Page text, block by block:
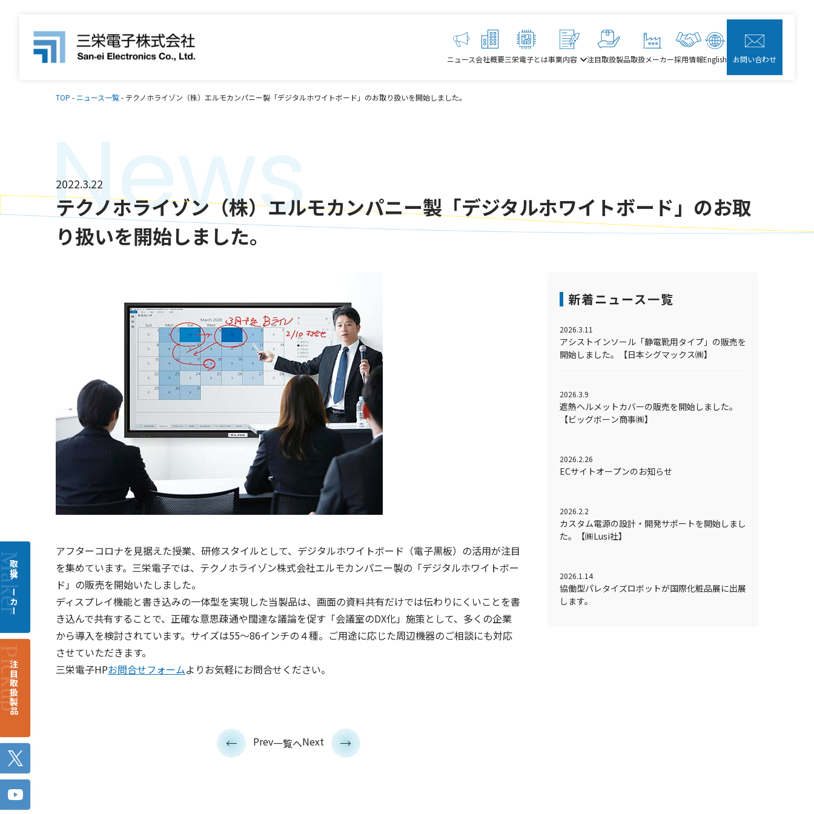
ニュース会社概要三栄電子とは事業内容 注目取扱製品取扱メーカー採用情報English お問い合わせ
TOP - ニュース一覧- テクノホライゾン（株）エルモカンパニー製「デジタルホワイトボード」のお取り扱いを開始しました。
2022.3.22
テクノホライゾン（株）エルモカンパニー製「デジタルホワイトボード」のお取
り扱いを開始しました。
News
アフターコロナを見据えた授業、研修スタイルとして、デジタルホワイトボード（電子黒板）の活用が注目
を集めています。三栄電子では、テクノホライゾン株式会社エルモカンパニー製の「デジタルホワイトボー
ド」の販売を開始いたしました。
ディスプレイ機能と書き込みの一体型を実現した当製品は、画面の資料共有だけでは伝わりにくいことを書
き込んで共有することで、正確な意思疎通や闊達な議論を促す「会議室のDX化」施策として、多くの企業
から導入を検討されています。サイズは55～86インチの４種。ご用途に応じた周辺機器のご相談にも対応
させていただきます。
三栄電子HPお問合せフォームよりお気軽にお問合せください。
Prev一覧へNext
新着ニュース一覧
2026.3.11
アシストインソール「静電靴用タイプ」の販売を
開始しました。【日本シグマックス㈱】
2026.3.9
遮熱ヘルメットカバーの販売を開始しました。
【ビッグボーン商事㈱】
2026.2.26
ECサイトオープンのお知らせ
2026.2.2
カスタム電源の設計・開発サポートを開始しまし
た。【㈱Lusi社】
2026.1.14
協働型パレタイズロボットが国際化粧品展に出展
します。
取扱メーカー
注目取扱製品